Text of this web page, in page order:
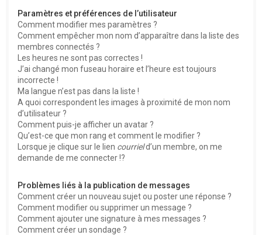
Paramètres et préférences de l’utilisateur
Comment modifier mes paramètres ?
Comment empêcher mon nom d’apparaître dans la liste des
membres connectés ?
Les heures ne sont pas correctes !
J’ai changé mon fuseau horaire et l’heure est toujours
incorrecte !
Ma langue n’est pas dans la liste !
A quoi correspondent les images à proximité de mon nom
d’utilisateur ?
Comment puis-je afficher un avatar ?
Qu’est-ce que mon rang et comment le modifier ?
Lorsque je clique sur le lien courrield’un membre, on me
demande de me connecter !?
Problèmes liés à la publication de messages
Comment créer un nouveau sujet ou poster une réponse ?
Comment modifier ou supprimer un message ?
Comment ajouter une signature à mes messages ?
Comment créer un sondage ?